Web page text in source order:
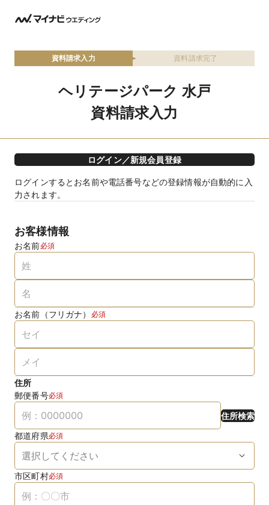
資料請求入力 資料請求完了
ヘリテージパーク 水戸
資料請求入力
ログイン／新規会員登録
ログインするとお名前や電話番号などの登録情報が自動的に入
力されます。
お客様情報
お名前必須
お名前（フリガナ） 必須
住所
郵便番号必須
住所検索
都道府県必須
市区町村必須